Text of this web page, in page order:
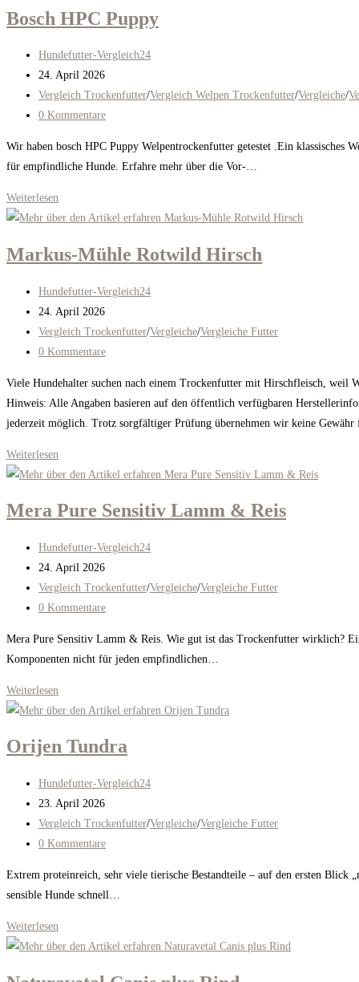
Bosch HPC Puppy
Beitrags-
Autor:
Hundefutter-Vergleich24
Beitrag
veröffentlicht:
24. April 2026
Beitrags-
Kategorie:
Vergleich Trockenfutter/Vergleich Welpen Trockenfutter/Vergleiche/
Beitrags-
0 Kommentare
Wir haben bosch HPC Puppy Welpentrockenfutter getestet .Ein klassisches
für empfindliche Hunde. Erfahre mehr über die Vor-…
Weiterlesen
HPC
Markus-Mühle Rotwild Hirsch
Beitrags-
Autor:
Hundefutter-Vergleich24
Beitrag
veröffentlicht:
24. April 2026
Beitrags-
Kategorie:
Vergleich Trockenfutter/Vergleiche/Vergleiche Futter
Beitrags-
0 Kommentare
Viele Hundehalter suchen nach einem Trockenfutter mit Hirschfleisch, weil
Hinweis: Alle Angaben basieren auf den öffentlich verfügbaren
jederzeit möglich. Trotz sorgfältiger Prüfung übernehmen wir keine
Weiterlesen
Mühle
Hirsch
Mera Pure Sensitiv Lamm & Reis
Beitrags-
Autor:
Hundefutter-Vergleich24
Beitrag
veröffentlicht:
24. April 2026
Beitrags-
Kategorie:
Vergleich Trockenfutter/Vergleiche/Vergleiche Futter
Beitrags-
0 Kommentare
Mera Pure Sensitiv Lamm & Reis. Wie gut ist das Trockenfutter wirklich?
Komponenten nicht für jeden empfindlichen…
Weiterlesen
Pure
Lamm
Reis
Orijen Tundra
Beitrags-
Autor:
Hundefutter-Vergleich24
Beitrag
veröffentlicht:
23. April 2026
Beitrags-
Kategorie:
Vergleich Trockenfutter/Vergleiche/Vergleiche Futter
Beitrags-
0 Kommentare
Extrem proteinreich, sehr viele tierische Bestandteile – auf den ersten Blick
sensible Hunde schnell…
Weiterlesen
Tundra